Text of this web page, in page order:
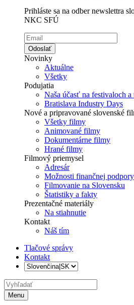
Prihláste sa na odber newslettra
NKC SFÚ
Odoslať
Novinky
Aktuálne
Všetky
Podujatia
Naša účasť na festivaloch a
Bratislava Industry Days
Nové a pripravované slovenské
Všetky filmy
Animované filmy
Dokumentárne filmy
Hrané filmy
Filmový priemysel
Adresár
Možnosti finančnej podpory
Filmovanie na Slovensku
Štatistiky a fakty
Prezentačné materiály
Na stiahnutie
Kontakt
Náš tím
Tlačové správy
Kontakt
Menu